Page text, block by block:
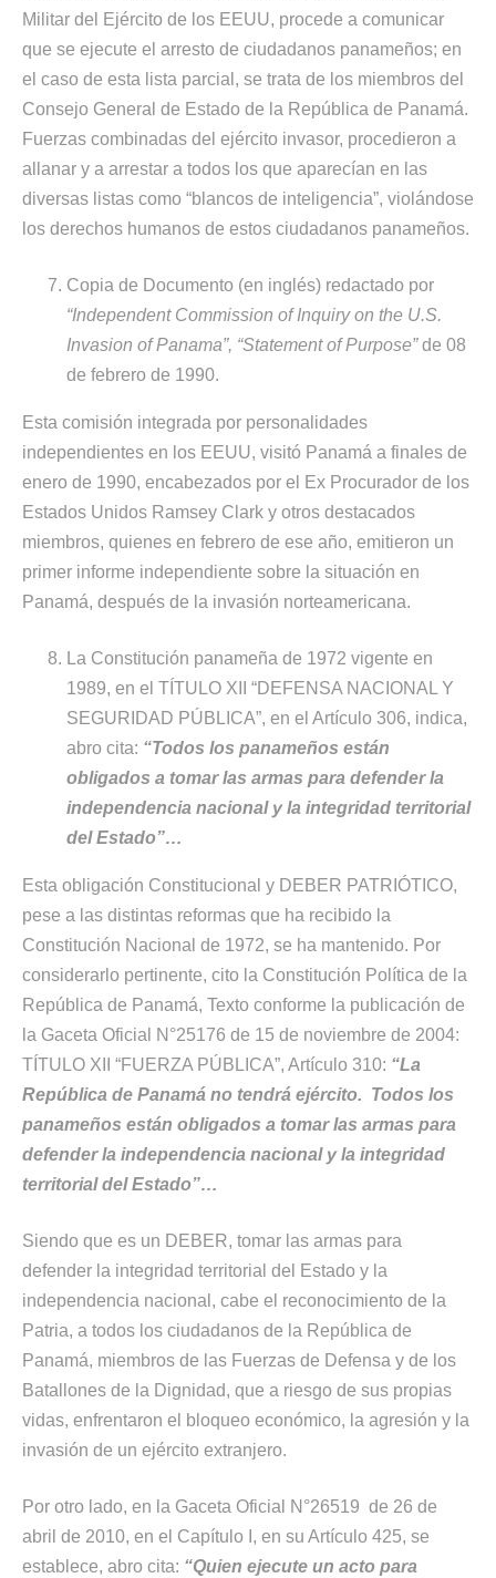
Militar del Ejército de los EEUU, procede a comunicar
que se ejecute el arresto de ciudadanos panameños; en
el caso de esta lista parcial, se trata de los miembros del
Consejo General de Estado de la República de Panamá.
Fuerzas combinadas del ejército invasor, procedieron a
allanar y a arrestar a todos los que aparecían en las
diversas listas como “blancos de inteligencia”, violándose
los derechos humanos de estos ciudadanos panameños.
Copia de Documento (en inglés) redactado por
“Independent Commission of Inquiry on the U.S.
Invasion of Panama”, “Statement of Purpose”de 08
de febrero de 1990.
Esta comisión integrada por personalidades
independientes en los EEUU, visitó Panamá a finales de
enero de 1990, encabezados por el Ex Procurador de los
Estados Unidos Ramsey Clark y otros destacados
miembros, quienes en febrero de ese año, emitieron un
primer informe independiente sobre la situación en
Panamá, después de la invasión norteamericana.
La Constitución panameña de 1972 vigente en
1989, en el TÍTULO XII “DEFENSA NACIONAL Y
SEGURIDAD PÚBLICA”, en el Artículo 306, indica,
abro cita: “Todos los panameños están
obligados a tomar las armas para defender la
independencia nacional y la integridad territorial
del Estado”…
Esta obligación Constitucional y DEBER PATRIÓTICO,
pese a las distintas reformas que ha recibido la
Constitución Nacional de 1972, se ha mantenido. Por
considerarlo pertinente, cito la Constitución Política de la
República de Panamá, Texto conforme la publicación de
la Gaceta Oficial N°25176 de 15 de noviembre de 2004:
TÍTULO XII “FUERZA PÚBLICA”, Artículo 310: “La
República de Panamá no tendrá ejército. Todos los
panameños están obligados a tomar las armas para
defender la independencia nacional y la integridad
territorial del Estado”…
Siendo que es un DEBER, tomar las armas para
defender la integridad territorial del Estado y la
independencia nacional, cabe el reconocimiento de la
Patria, a todos los ciudadanos de la República de
Panamá, miembros de las Fuerzas de Defensa y de los
Batallones de la Dignidad, que a riesgo de sus propias
vidas, enfrentaron el bloqueo económico, la agresión y la
invasión de un ejército extranjero.
Por otro lado, en la Gaceta Oficial N°26519 de 26 de
abril de 2010, en el Capítulo I, en su Artículo 425, se
establece, abro cita: “Quien ejecute un acto para